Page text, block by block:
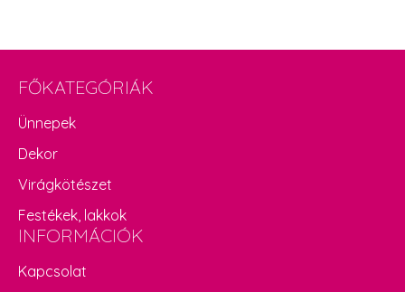
FŐKATEGÓRIÁK
Ünnepek
Dekor
Virágkötészet
Festékek, lakkok
INFORMÁCIÓK
Kapcsolat